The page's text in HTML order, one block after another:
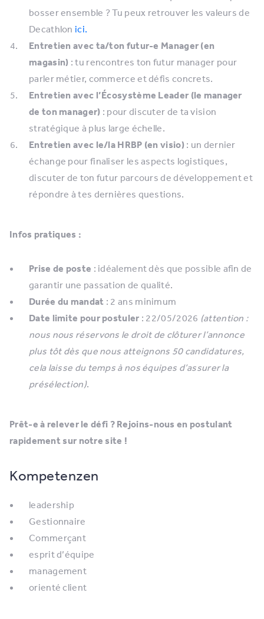
bosser ensemble ? Tu peux retrouver les valeurs de
Decathlon ici.
Entretien avec ta/ton futur-e Manager (en
magasin) : tu rencontres ton futur manager pour
parler métier, commerce et défis concrets.
Entretien avec l’Écosystème Leader (le manager
de ton manager) : pour discuter de ta vision
stratégique à plus large échelle.
Entretien avec le/la HRBP (en visio) : un dernier
échange pour finaliser les aspects logistiques,
discuter de ton futur parcours de développement et
répondre à tes dernières questions.
Infos pratiques :
Prise de poste : idéalement dès que possible afin de
garantir une passation de qualité.
Durée du mandat : 2 ans minimum
Date limite pour postuler : 22/05/2026 (attention :
nous nous réservons le droit de clôturer l’annonce
plus tôt dès que nous atteignons 50 candidatures,
cela laisse du temps à nos équipes d’assurer la
présélection).
Prêt-e à relever le défi ? Rejoins-nous en postulant
rapidement sur notre site !
Kompetenzen
leadership
Gestionnaire
Commerçant
esprit d’équipe
management
orienté client